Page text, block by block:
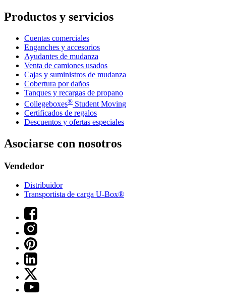
Productos y servicios
Cuentas comerciales
Enganches y accesorios
Ayudantes de mudanza
Venta de camiones usados
Cajas y suministros de mudanza
Cobertura por daños
Tanques y recargas de propano
Collegeboxes® Student Moving
Certificados de regalos
Descuentos y ofertas especiales
Asociarse con nosotros
Vendedor
Distribuidor
Transportista de carga U-Box®